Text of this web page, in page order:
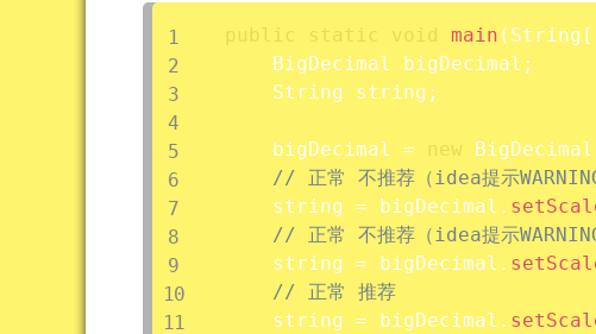
public static void main ( String [
	BigDecimal bigDecimal
;
	String string
;
	bigDecimal
= new BigDecimal
// 正常 不推荐（idea提示WARNING
	string
= bigDecimal .
// 正常 不推荐（idea提示WARNING
	string
= bigDecimal .
// 正常 推荐
	string
= bigDecimal .